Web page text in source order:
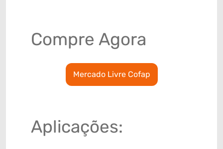
Compre Agora
Mercado Livre Cofap
Aplicações: